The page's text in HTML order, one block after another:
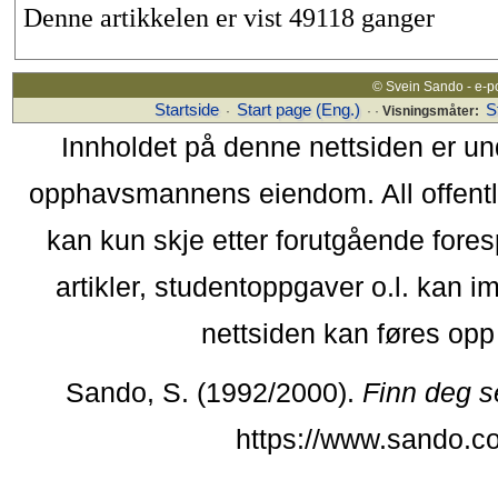
Denne artikkelen er vist 49118 ganger
© Svein Sando - e-
Startside · Start page (Eng.) · · Visningsmåter:
Innholdet på denne nettsiden er
opphavsmannens eiendom. All
kan kun skje etter forutgående
artikler, studentoppgaver o.l. kan
nettsiden kan føres
Sando, S. (1992/2000). Finn deg
https://